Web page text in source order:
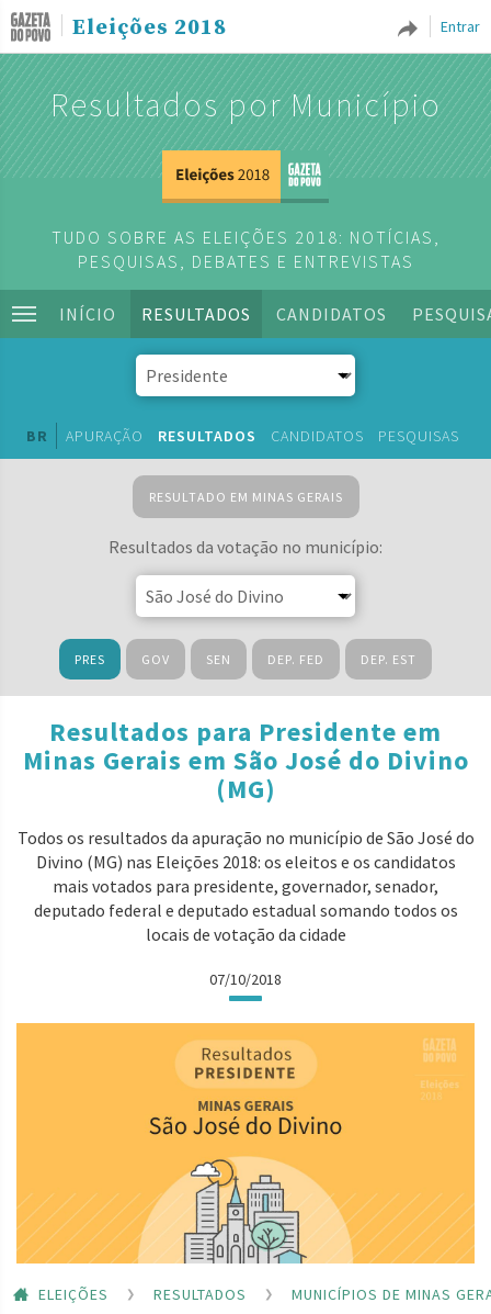
Entrar
Eleições 2018
Resultados por Município
TUDO SOBRE AS ELEIÇÕES 2018: NOTÍCIAS,
PESQUISAS, DEBATES E ENTREVISTAS
INÍCIO RESULTADOS CANDIDATOS
BR APURAÇÃO RESULTADOS CANDIDATOS PESQUISAS
RESULTADO EM MINAS GERAIS
Resultados da votação no município:
PRES GOV SEN DEP. FED DEP. EST
Resultados para Presidente em
Minas Gerais em São José do Divino
(MG)
Todos os resultados da apuração no município de São José do
Divino (MG) nas Eleições 2018: os eleitos e os candidatos
mais votados para presidente, governador, senador,
deputado federal e deputado estadual somando todos os
locais de votação da cidade
07/10/2018
ELEIÇÕES RESULTADOS
MUNICÍPIOS DE MINAS